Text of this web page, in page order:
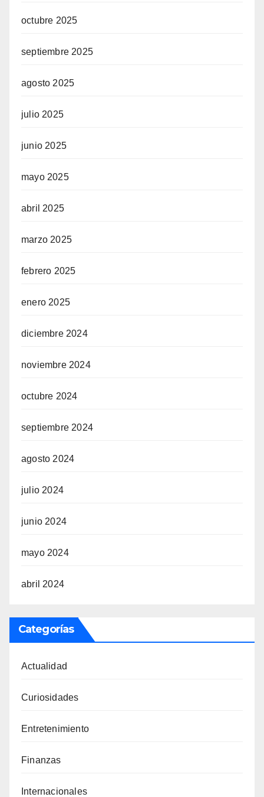
octubre 2025
septiembre 2025
agosto 2025
julio 2025
junio 2025
mayo 2025
abril 2025
marzo 2025
febrero 2025
enero 2025
diciembre 2024
noviembre 2024
octubre 2024
septiembre 2024
agosto 2024
julio 2024
junio 2024
mayo 2024
abril 2024
Categorías
Actualidad
Curiosidades
Entretenimiento
Finanzas
Internacionales